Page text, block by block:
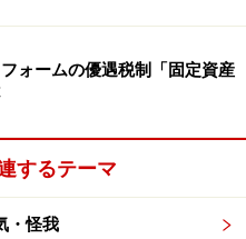
目なし
いっこうに改善されず、
くれない場合は、地域の
ォームの優遇税制「固定資産
するテーマ
・怪我